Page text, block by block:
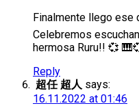
Finalmente llego ese
Celebremos
hermosa Ruru!! 💞
Reply
超任 超人 says:
16.11.2022 at 01:46